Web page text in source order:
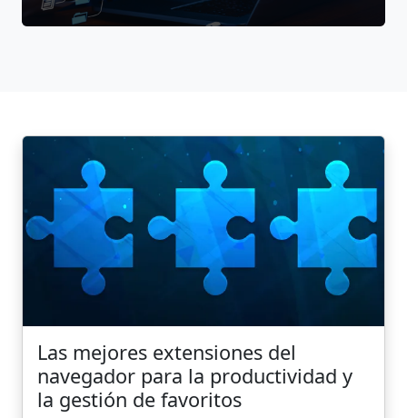
Las mejores extensiones del
navegador para la productividad y
la gestión de favoritos